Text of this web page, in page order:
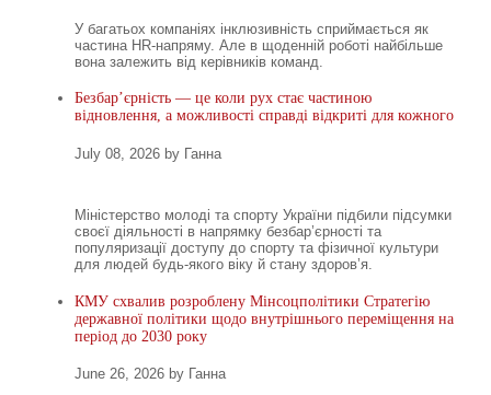
У багатьох компаніях інклюзивність сприймається як
частина HR-напряму. Але в щоденній роботі найбільше
вона залежить від керівників команд.
Безбар’єрність — це коли рух стає частиною
відновлення, а можливості справді відкриті для кожного
July 08, 2026 by Ганна
Міністерство молоді та спорту України підбили підсумки
своєї діяльності в напрямку безбар’єрності та
популяризації доступу до спорту та фізичної культури
для людей будь-якого віку й стану здоров’я.
КМУ схвалив розроблену Мінсоцполітики Стратегію
державної політики щодо внутрішнього переміщення на
період до 2030 року
June 26, 2026 by Ганна